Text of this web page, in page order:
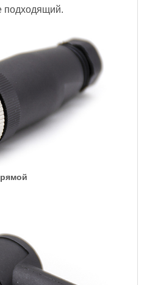
подходящий.